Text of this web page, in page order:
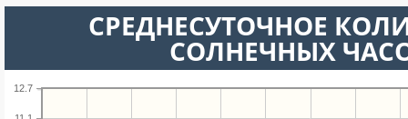
СРЕДНЕСУТОЧНОЕ
СОЛНЕЧНЫХ
12.7